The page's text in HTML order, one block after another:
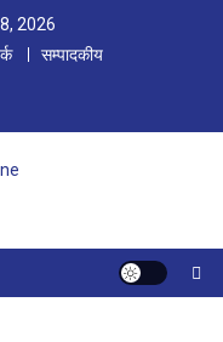
2026
सम्पादकीय